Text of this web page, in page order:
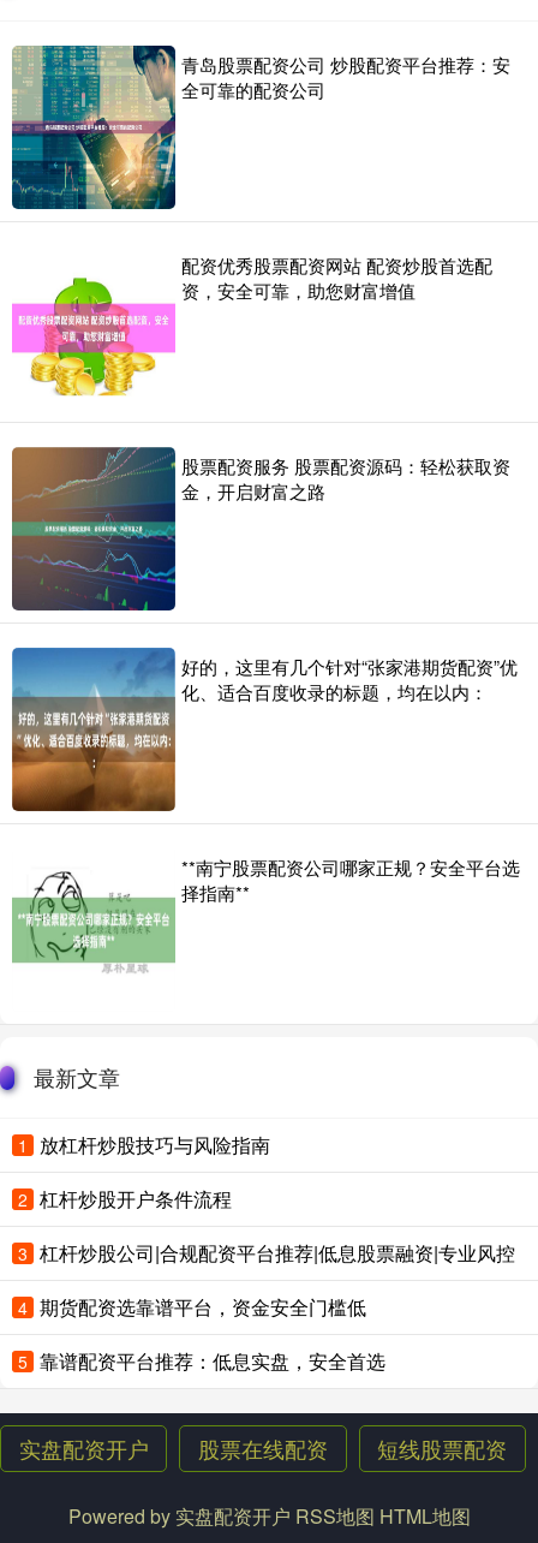
青岛股票配资公司 炒股配资平台推荐：安
全可靠的配资公司
配资优秀股票配资网站 配资炒股首选配
资，安全可靠，助您财富增值
股票配资服务 股票配资源码：轻松获取资
金，开启财富之路
好的，这里有几个针对“张家港期货配资”优
化、适合百度收录的标题，均在以内：
**南宁股票配资公司哪家正规？安全平台选
择指南**
最新文章
1 放杠杆炒股技巧与风险指南
2 杠杆炒股开户条件流程
3 杠杆炒股公司|合规配资平台推荐|低息股票融资|专业风控
4 期货配资选靠谱平台，资金安全门槛低
5 靠谱配资平台推荐：低息实盘，安全首选
实盘配资开户 股票在线配资 短线股票配资
Powered by 实盘配资开户 RSS地图 HTML地图